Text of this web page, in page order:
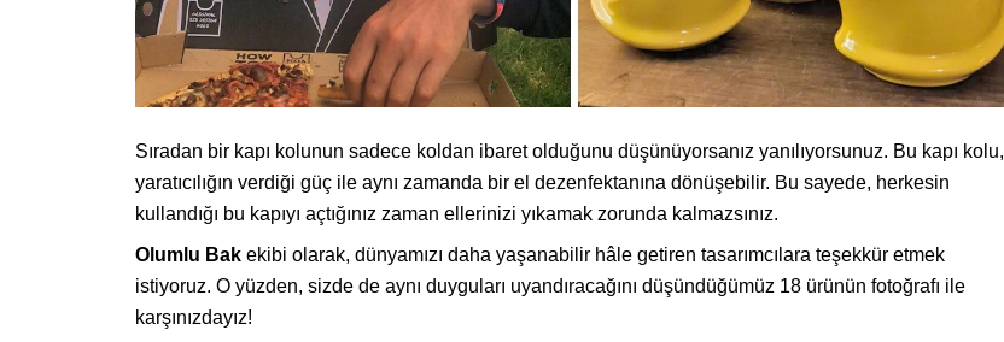
Sıradan bir kapı kolunun sadece koldan ibaret olduğunu düşünüyorsanız yanılıyorsunuz. Bu kapı kolu,
yaratıcılığın verdiği güç ile aynı zamanda bir el dezenfektanına dönüşebilir. Bu sayede, herkesin
kullandığı bu kapıyı açtığınız zaman ellerinizi yıkamak zorunda kalmazsınız.
Olumlu Bak ekibi olarak, dünyamızı daha yaşanabilir hâle getiren tasarımcılara teşekkür etmek
istiyoruz. O yüzden, sizde de aynı duyguları uyandıracağını düşündüğümüz 18 ürünün fotoğrafı ile
karşınızdayız!